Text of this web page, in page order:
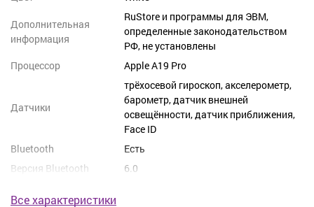
возможностями. В нём сочетается уникальный дизайн,
непревзойдённое качество и огромные технические
возможности.
iPhone Air 256GB, Cloud White значительно отличается от
256 Гб встроенной памяти- это вместительный
«накопитель» для всех ваших приложений,
музыка, фотографии всегда будут под рукой.
Оттенок Cloud White- этот стильный цвет делает
неповторимым.
Дополнительная
информация
RuStore и программы для ЭВМ,
определенные законодательством
РФ, не установлены
Процессор
Apple A19 Pro
Датчики
трёхосевой гироскоп, акселерометр,
барометр, датчик внешней
освещённости, датчик приближения,
Face ID
Bluetooth
Есть
Версия Bluetooth
6.0
Все характеристики